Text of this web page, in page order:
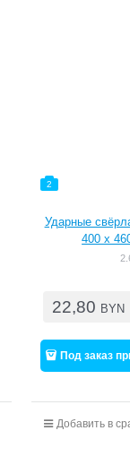
2
Ударные
400 x
22,80 BYN
Под заказ
Добавить в